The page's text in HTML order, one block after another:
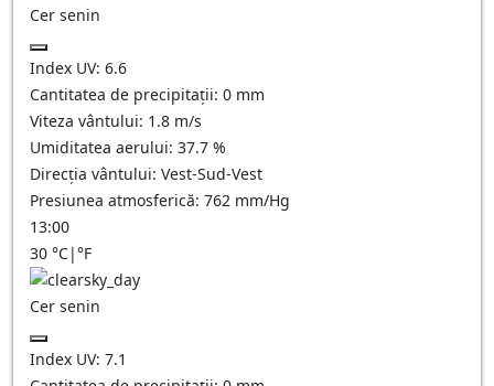
Cer senin
Index UV: 6.6
Cantitatea de precipitații: 0 mm
Viteza vântului: 1.8 m/s
Umiditatea aerului: 37.7 %
Direcția vântului: Vest-Sud-Vest
Presiunea atmosferică: 762 mm/Hg
13:00
30 °C|°F
Cer senin
Index UV: 7.1